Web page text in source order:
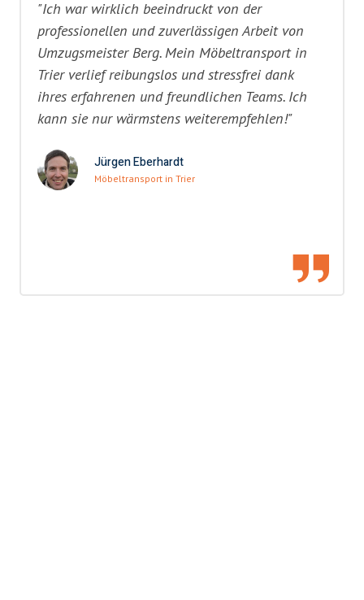
"Ich war wirklich beeindruckt von der
professionellen und zuverlässigen Arbeit von
Umzugsmeister Berg. Mein Möbeltransport in
Trier verlief reibungslos und stressfrei dank
ihres erfahrenen und freundlichen Teams. Ich
kann sie nur wärmstens weiterempfehlen!"
Jürgen Eberhardt
Möbeltransport in Trier